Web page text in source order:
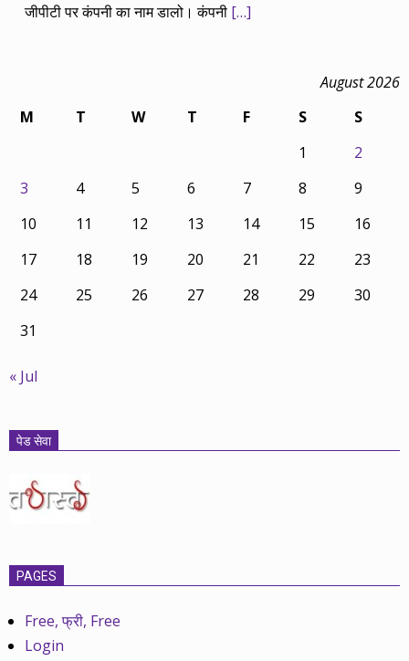
जीपीटी पर कंपनी का नाम डालो। कंपनी […]
August 2026
M
T W T F S
S
1
2
3
4 5 6 7 8
9
10
11 12 13 14 15
16
17
18 19 20 21 22
23
24
25 26 27 28 29
30
31
« Jul
पेड सेवा
PAGES
Free, फ्री, Free
Login